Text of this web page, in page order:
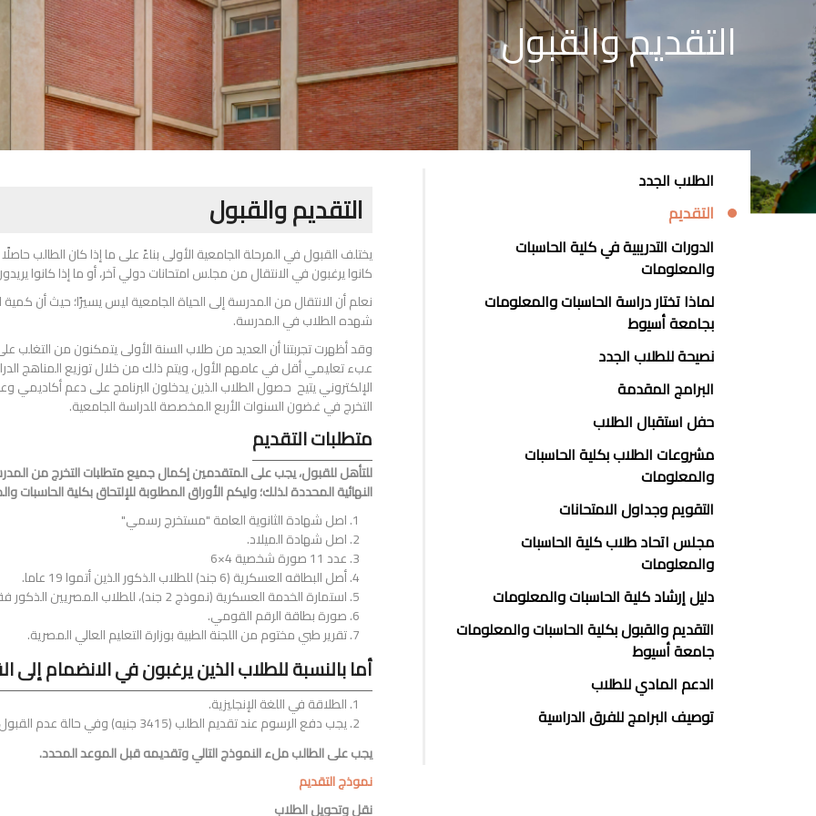
التقديم والقبول
التقديم والقبول
يختلف القبول في المرحلة الجامعية الأولى بناءً على ما إذا كان الطالب
كانوا يرغبون في الانتقال من مجلس امتحانات دولي آخر، أو ما إذا كانوا
نعلم أن الانتقال من المدرسة إلى الحياة الجامعية ليس يسيرًا؛ حيث أن
شهده الطلاب في المدرسة.
وقد أظهرت تجربتنا أن العديد من طلاب السنة الأولى يتمكنون من التغلب
عبء تعليمي أقل في عامهم الأول، ويتم ذلك من خلال توزيع المناهج
الإلكتروني يتيح حصول الطلاب الذين يدخلون البرنامج على دعم
التخرج في غضون السنوات الأربع المخصصة للدراسة الجامعية.
متطلبات التقديم
للتأهل للقبول، يجب على المتقدمين إكمال جميع متطلبات التخرج من
النهائية المحددة لذلك؛ وليكم الأوراق المطلوبة للإلتحاق بكلية
اصل شهادة الثانوية العامة "مستخرج رسمي"
اصل شهادة الميلاد.
عدد 11 صورة شخصية 4×6
أصل البطاقه العسكرية (6 جند) للطلاب الذكور الذين أتموا 19 عاما.
استمارة الخدمة العسكرية (نموذج 2 جند)، للطلاب المصريين الذكور فقط
صورة بطاقة الرقم القومي.
تقرير طبي مختوم من اللجنة الطبية بوزارة التعليم العالي المصرية.
أما بالنسبة للطلاب الذين يرغبون في الانضمام
الطلاقة في اللغة الإنجليزية.
يجب دفع الرسوم عند تقديم الطلب (3415 جنيه) وفي حالة عدم القبول يتم إسترجاع الرسوم.
يجب على الطالب ملء النموذج التالي وتقديمه قبل الموعد المحدد.
نموذج التقديم
نقل وتحويل الطلاب
STUDENTS
MENU
SIDE
BAR
الطلاب الجدد
التقديم
الدورات التدريبية في كلية الحاسبات
والمعلومات
لماذا تختار دراسة الحاسبات والمعلومات
بجامعة أسيوط
نصيحة للطلاب الجدد
البرامج المقدمة
حفل استقبال الطلاب
مشروعات الطلاب بكلية الحاسبات
والمعلومات
التقويم وجداول الامتحانات
مجلس اتحاد طلاب كلية الحاسبات
والمعلومات
دليل إرشاد كلية الحاسبات والمعلومات
التقديم والقبول بكلية الحاسبات والمعلومات
جامعة أسيوط
الدعم المادي للطلاب
توصيف البرامج للفرق الدراسية